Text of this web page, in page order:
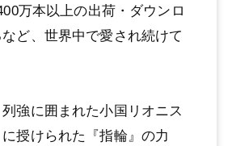
万本以上の出荷・ダウンロ
ど、世界中で愛され続けて
強に囲まれた⼩国リオニス
授けられた『指輪』の⼒